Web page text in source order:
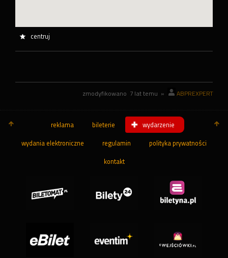
centruj
zmodyfikowano 7 lat temu » ABPREXPERT
reklama bileterie wydarzenie
wydania elektroniczne regulamin polityka prywatności
kontakt